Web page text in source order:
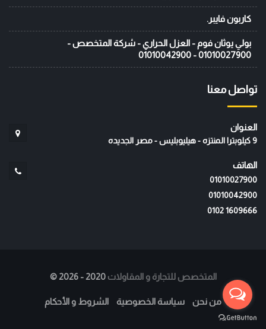
كاربون فايبر.
بولي يوثان فوم - العزل الحراري - شركة المتخصص -
01010027900 - 01010042900
تواصل معنا
العنوان
9 كيلوبترا المنتزه - هيليوبليس - مصر الجديده
الهاتف
01010027900
01010042900
‭0102 1609666‬
© المتخصص للتجارة و المقاولات 2020 - 2026
من نحن سياسة الخصوصية الشروط و الأحكام